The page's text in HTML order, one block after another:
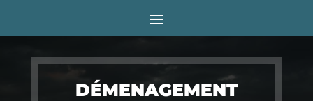
DÉMENAGEMENT